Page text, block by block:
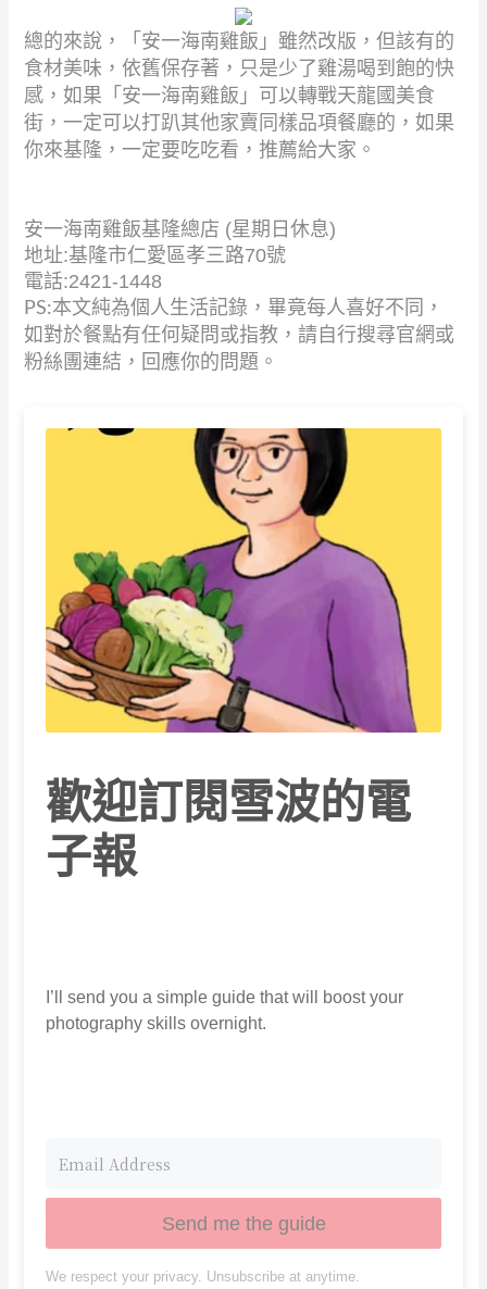
總的來說，「安一海南雞飯」雖然改版，但該有的
食材美味，依舊保存著， 只是少了雞湯喝到飽的快
感，如果「安一海南雞飯」可以轉戰天龍國美食
街，一定可以打趴其他家賣同樣品項餐廳的，如果
你來基隆，一定要吃吃看，推薦給大家。
安一海南雞飯基隆總店 (星期日休息)
地址:基隆市仁愛區孝三路70號
電話:2421-1448
PS:本文純為個人生活記錄，畢竟每人喜好不同，
如對於餐點有任何疑問或指教，請自行搜尋官網或
粉絲團連結，回應你的問題。
歡迎訂閱雪波的電
子報
I’ll send you a simple guide that will boost your
photography skills overnight.
Send me the guide
We respect your privacy. Unsubscribe at anytime.